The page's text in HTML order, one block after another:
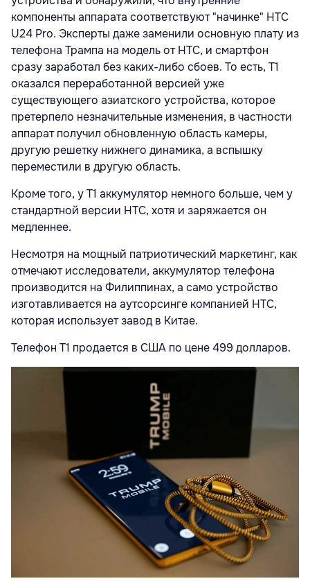
компоненты аппарата соответствуют "начинке" HTC
U24 Pro. Эксперты даже заменили основную плату из
телефона Трампа на модель от HTC, и смартфон
сразу заработал без каких-либо сбоев. То есть, Т1
оказался переработанной версией уже
существующего азиатского устройства, которое
претерпело незначительные изменения, в частности
аппарат получил обновленную область камеры,
другую решетку нижнего динамика, а вспышку
переместили в другую область.
Кроме того, у T1 аккумулятор немного больше, чем у
стандартной версии HTC, хотя и заряжается он
медленнее.
Несмотря на мощный патриотический маркетинг, как
отмечают исследователи, аккумулятор телефона
производится на Филиппинах, а само устройство
изготавливается на аутсорсинге компанией HTC,
которая использует завод в Китае.
Телефон T1 продается в США по цене 499 долларов.